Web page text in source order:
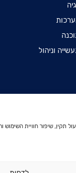
תקין, שיפור חוויית השימוש
וניהול